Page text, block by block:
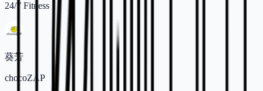
24/7 Fitness
葵芳
chocoZAP